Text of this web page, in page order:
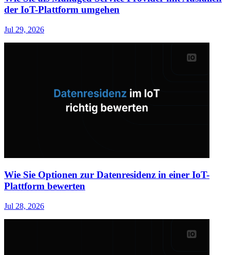
der IoT-Plattform umgehen
Jul 29, 2026
Wie Sie Optionen zur Datenresidenz in einer IoT-
Plattform bewerten
Jul 28, 2026